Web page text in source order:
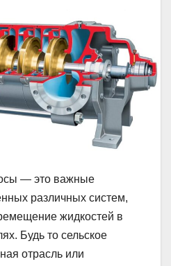
— это важные
различных систем,
жидкостей в
Будь то сельское
отрасль или